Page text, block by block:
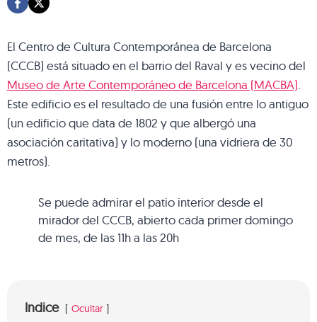
El Centro de Cultura Contemporánea de Barcelona
(CCCB) está situado en el barrio del Raval y es vecino del
Museo de Arte Contemporáneo de Barcelona (MACBA)
Este edificio es el resultado de una fusión entre lo antiguo
(un edificio que data de 1802 y que albergó una
asociación caritativa) y lo moderno (una vidriera de 30
metros).
Se puede admirar el patio interior desde el
mirador del CCCB, abierto cada primer domingo
de mes, de las 11h a las 20h
Indice Ocultar